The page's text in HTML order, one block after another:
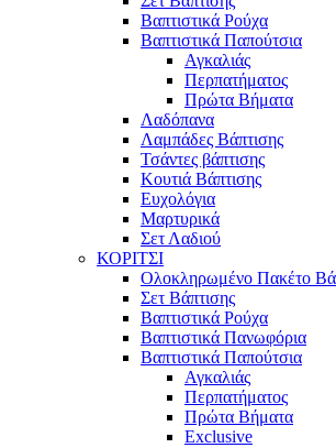
Βαπτιστικά Ρούχα
Βαπτιστικά Παπούτσια
Αγκαλιάς
Περπατήματος
Πρώτα Βήματα
Λαδόπανα
Λαμπάδες Βάπτισης
Τσάντες βάπτισης
Κουτιά Βάπτισης
Ευχολόγια
Μαρτυρικά
Σετ Λαδιού
ΚΟΡΙΤΣΙ
Ολοκληρωμένο Πακέτο
Σετ Βάπτισης
Βαπτιστικά Ρούχα
Βαπτιστικά Πανωφόρια
Βαπτιστικά Παπούτσια
Αγκαλιάς
Περπατήματος
Πρώτα Βήματα
Exclusive